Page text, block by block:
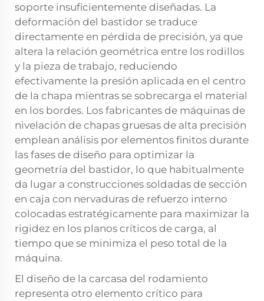
soporte insuficientemente diseñadas. La
deformación del bastidor se traduce
directamente en pérdida de precisión, ya que
altera la relación geométrica entre los rodillos
y la pieza de trabajo, reduciendo
efectivamente la presión aplicada en el centro
de la chapa mientras se sobrecarga el material
en los bordes. Los fabricantes de máquinas de
nivelación de chapas gruesas de alta precisión
emplean análisis por elementos finitos durante
las fases de diseño para optimizar la
geometría del bastidor, lo que habitualmente
da lugar a construcciones soldadas de sección
en caja con nervaduras de refuerzo interno
colocadas estratégicamente para maximizar la
rigidez en los planos críticos de carga, al
tiempo que se minimiza el peso total de la
máquina.
El diseño de la carcasa del rodamiento
representa otro elemento crítico para